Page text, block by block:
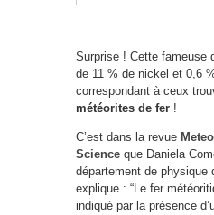
Surprise ! Cette fameuse
de 11 % de nickel et 0,6
correspondant à ceux
météorites de fer !
C’est dans la revue
Science que Daniela
département de physique
explique : “Le fer
indiqué par la présence